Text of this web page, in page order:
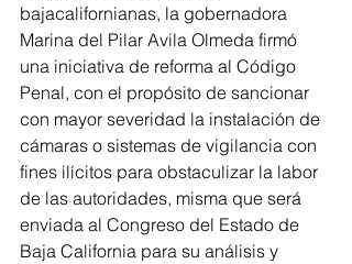
bajacalifornianas, la gobernadora
Marina del Pilar Avila Olmeda firmó
una iniciativa de reforma al Código
Penal, con el propósito de sancionar
con mayor severidad la instalación de
cámaras o sistemas de vigilancia con
fines ilícitos para obstaculizar la labor
de las autoridades, misma que será
enviada al Congreso del Estado de
Baja California para su análisis y